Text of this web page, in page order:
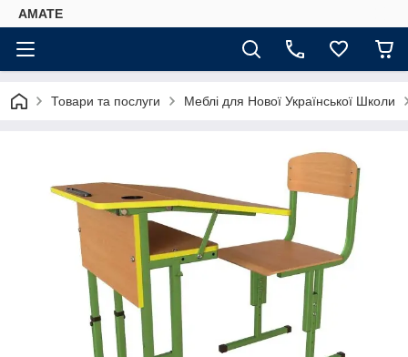
AMATE
Товари та послуги Меблі для Нової Української Школи